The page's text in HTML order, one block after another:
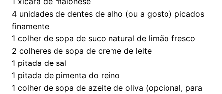
4 unidades de dentes de alho (ou a gosto) picados
finamente
1 colher de sopa de suco natural de limão fresco
2 colheres de sopa de creme de leite
1 pitada de sal
1 pitada de pimenta do reino
1 colher de sopa de azeite de oliva (opcional, para